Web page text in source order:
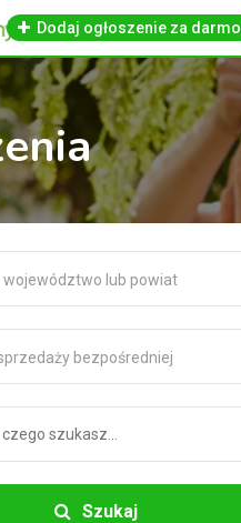
Dodaj ogłoszenie za darmo
województwo lub powiat
bezpośredniej
Szukaj